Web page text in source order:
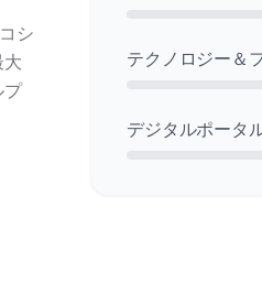
シ
プ
テクノロジー＆
デジタルポータ